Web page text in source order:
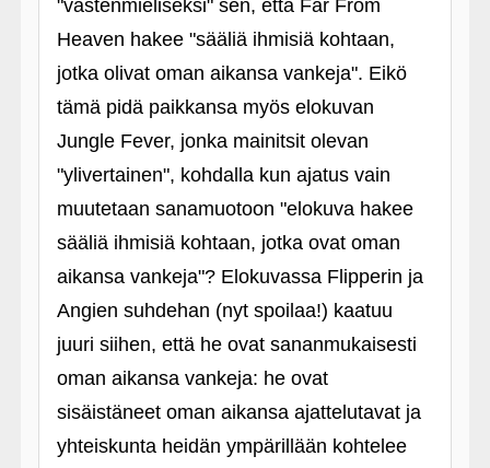
"vastenmieliseksi" sen, että Far From
Heaven hakee "sääliä ihmisiä kohtaan,
jotka olivat oman aikansa vankeja". Eikö
tämä pidä paikkansa myös elokuvan
Jungle Fever, jonka mainitsit olevan
"ylivertainen", kohdalla kun ajatus vain
muutetaan sanamuotoon "elokuva hakee
sääliä ihmisiä kohtaan, jotka ovat oman
aikansa vankeja"? Elokuvassa Flipperin ja
Angien suhdehan (nyt spoilaa!) kaatuu
juuri siihen, että he ovat sananmukaisesti
oman aikansa vankeja: he ovat
sisäistäneet oman aikansa ajattelutavat ja
yhteiskunta heidän ympärillään kohtelee